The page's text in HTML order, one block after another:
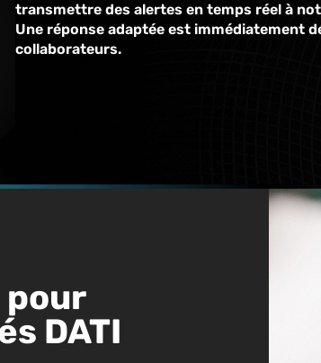
transmettre des alertes en temps réel à
Une réponse adaptée est immédiatement
collaborateurs.
DATI